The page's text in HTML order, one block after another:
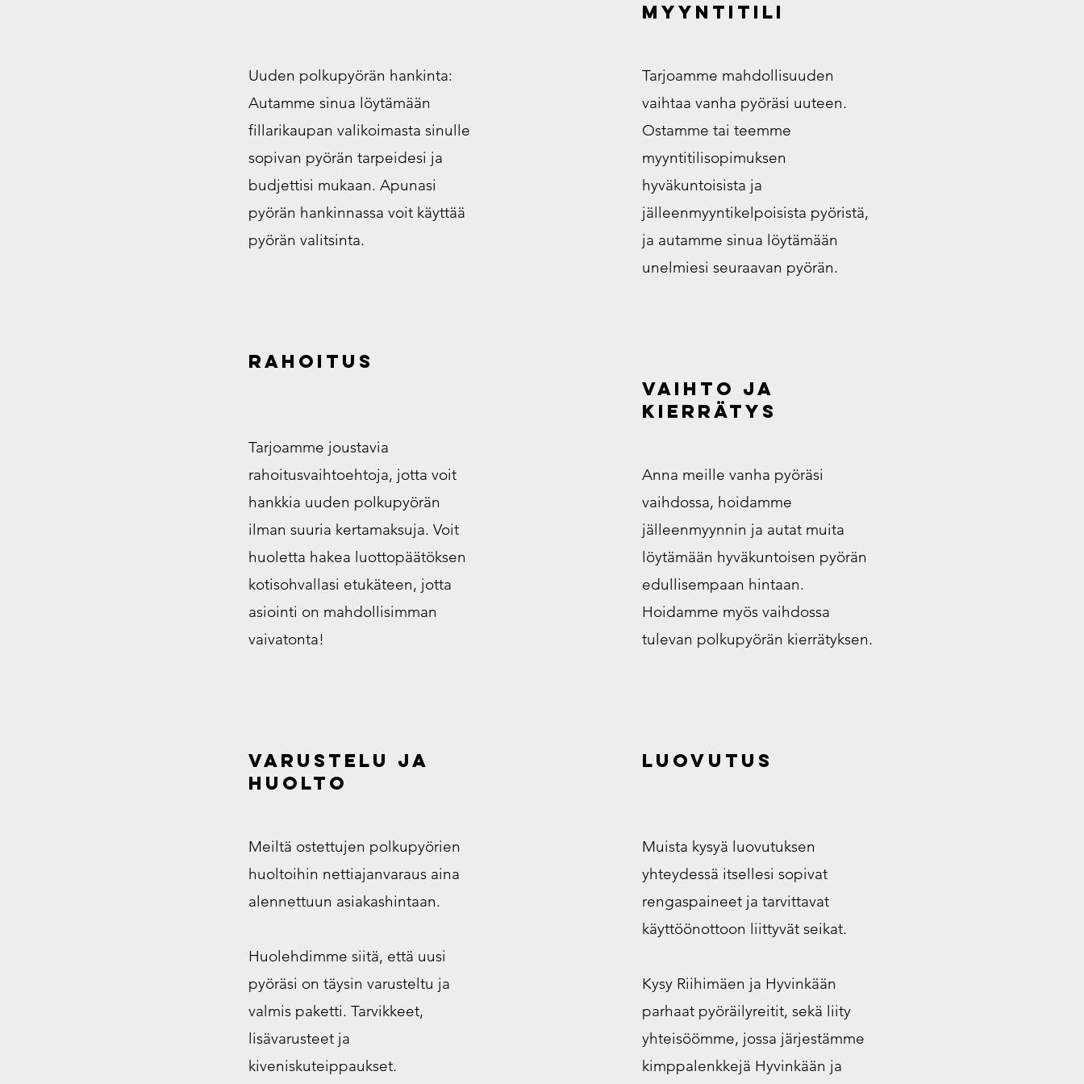
Uuden polkupyörän hankinta:
Autamme sinua löytämään
fillarikaupan valikoimasta sinulle
sopivan pyörän tarpeidesi ja
budjettisi mukaan. Apunasi
pyörän hankinnassa voit käyttää
pyörän valitsinta.
rahoitus
Tarjoamme joustavia
rahoitusvaihtoehtoja, jotta voit
hankkia uuden polkupyörän
ilman suuria kertamaksuja. Voit
huoletta hakea luottopäätöksen
kotisohvallasi etukäteen, jotta
asiointi on mahdollisimman
vaivatonta!
varustelu ja
huolto
Meiltä ostettujen polkupyörien
huoltoihin nettiajanvaraus aina
alennettuun asiakashintaan.
Huolehdimme siitä, että uusi
pyöräsi on täysin varusteltu ja
valmis paketti. Tarvikkeet,
lisävarusteet ja
kiveniskuteippaukset.
myyntitili
Tarjoamme mahdollisuuden
vaihtaa vanha pyöräsi uuteen.
Ostamme tai teemme
myyntitilisopimuksen
hyväkuntoisista ja
jälleenmyyntikelpoisista pyöristä,
ja autamme sinua löytämään
unelmiesi seuraavan pyörän.
vaihto ja
kierrätys
Anna meille vanha pyöräsi
vaihdossa, hoidamme
jälleenmyynnin ja autat muita
löytämään hyväkuntoisen pyörän
edullisempaan hintaan.
Hoidamme myös vaihdossa
tulevan polkupyörän kierrätyksen.
luovutus
Muista kysyä luovutuksen
yhteydessä itsellesi sopivat
rengaspaineet ja tarvittavat
käyttöönottoon liittyvät seikat.
Kysy Riihimäen ja Hyvinkään
parhaat pyöräilyreitit, sekä liity
yhteisöömme, jossa järjestämme
kimppalenkkejä Hyvinkään ja